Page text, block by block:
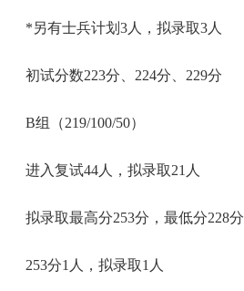
*另有士兵计划3人，拟录取3人
初试分数223分、224分、229分
B组（219/100/50）
进入复试44人，拟录取21人
拟录取最高分253分，最低分228分
253分1人，拟录取1人